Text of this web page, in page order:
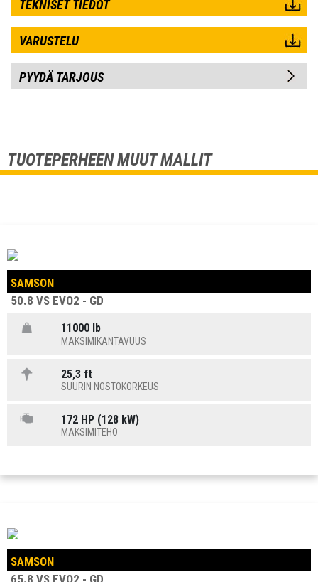
TEKNISET TIEDOT
VARUSTELU
PYYDÄ TARJOUS
TUOTEPERHEEN MUUT MALLIT
SAMSON
50.8 VS EVO2 - GD
11000 lb
MAKSIMIKANTAVUUS
25,3 ft
SUURIN NOSTOKORKEUS
172 HP (128 kW)
MAKSIMITEHO
SAMSON